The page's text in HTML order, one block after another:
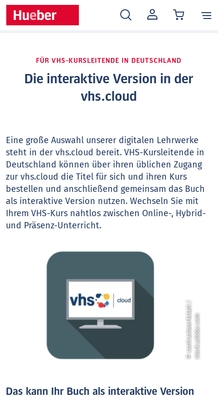
MEIN
KONTO
FÜR VHS-KURSLEITENDE IN DEUTSCHLAND
Die interaktive Version in der
vhs.cloud
Eine große Auswahl unserer digitalen Lehrwerke
steht in der vhs.cloud bereit. VHS-Kursleitende in
Deutschland können über ihren üblichen Zugang
zur vhs.cloud die Titel für sich und ihren Kurs
bestellen und anschließend gemeinsam das Buch
als interaktive Version nutzen. Wechseln Sie mit
Ihrem VHS-Kurs nahtlos zwischen Online-, Hybrid-
und Präsenz-Unterricht.
©
c
o
n
t
r
a
s
t
w
e
r
ks
t
a
t
t
/
s
t
o
c
k
.
a
d
o
b
e
.
c
om
Das kann Ihr Buch als interaktive Version